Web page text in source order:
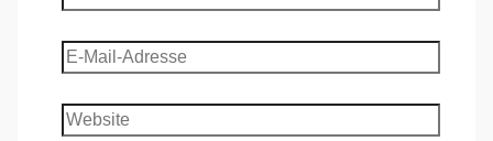
E-
Mail-
Adresse
Website